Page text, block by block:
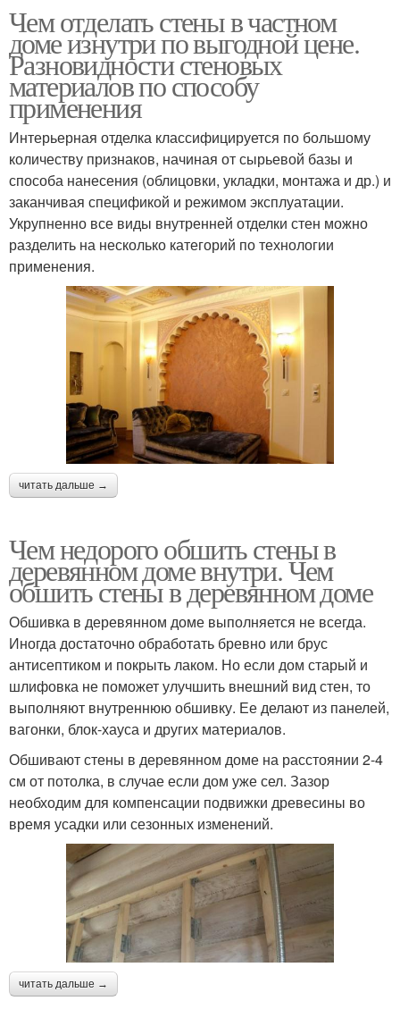
Чем отделать стены в частном
доме изнутри по выгодной цене.
Разновидности стеновых
материалов по способу
применения
Интерьерная отделка классифицируется по большому
количеству признаков, начиная от сырьевой базы и
способа нанесения (облицовки, укладки, монтажа и др.) и
заканчивая спецификой и режимом эксплуатации.
Укрупненно все виды внутренней отделки стен можно
разделить на несколько категорий по технологии
применения.
читать дальше →
Чем недорого обшить стены в
деревянном доме внутри. Чем
обшить стены в деревянном доме
Обшивка в деревянном доме выполняется не всегда.
Иногда достаточно обработать бревно или брус
антисептиком и покрыть лаком. Но если дом старый и
шлифовка не поможет улучшить внешний вид стен, то
выполняют внутреннюю обшивку. Ее делают из панелей,
вагонки, блок-хауса и других материалов.
Обшивают стены в деревянном доме на расстоянии 2-4
см от потолка, в случае если дом уже сел. Зазор
необходим для компенсации подвижки древесины во
время усадки или сезонных изменений.
читать дальше →